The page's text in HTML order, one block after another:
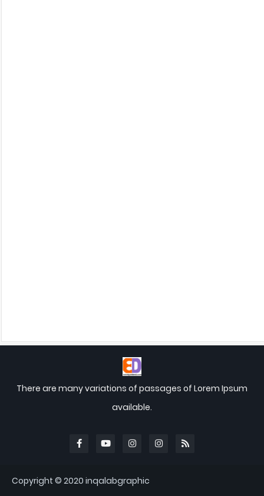
There are many variations of passages of Lorem Ipsum
available.
Copyright © 2020 inqalabgraphic